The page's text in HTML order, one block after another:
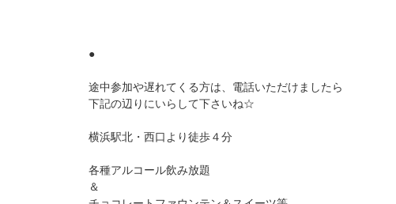
●
途中参加や遅れてくる方は、電話いただけましたら
下記の辺りにいらして下さいね☆
横浜駅北・西口より徒歩４分
各種アルコール飲み放題
＆